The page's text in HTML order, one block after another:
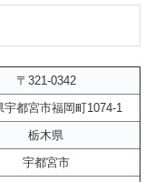
〒321-0342
宇都宮市福岡町1074-1
栃木県
宇都宮市